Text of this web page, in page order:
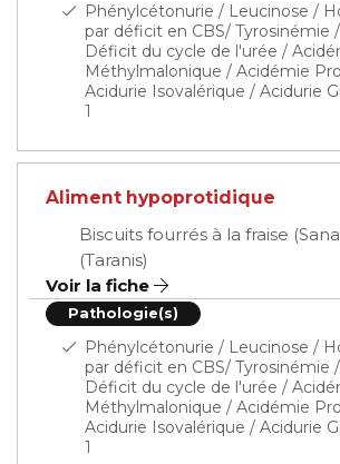
Phénylcétonurie / Leucinose /
par déficit en CBS/ Tyrosinémie
Déficit du cycle de l'urée /
Méthylmalonique / Acidémie
Acidurie Isovalérique / Acidurie
1
Aliment hypoprotidique
Biscuits fourrés à la fraise
(Taranis)
Voir la fiche
Pathologie(s)
Phénylcétonurie / Leucinose /
par déficit en CBS/ Tyrosinémie
Déficit du cycle de l'urée /
Méthylmalonique / Acidémie
Acidurie Isovalérique / Acidurie
1